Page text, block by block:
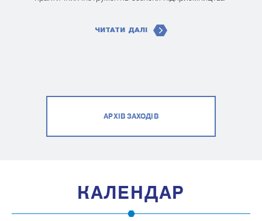
ЧИТАТИ ДАЛІ
АРХІВ ЗАХОДІВ
КАЛЕНДАР